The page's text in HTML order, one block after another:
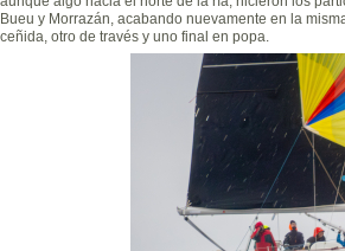
Bueu y Morrazán, acabando nuevamente en la
ceñida, otro de través y uno final en popa.